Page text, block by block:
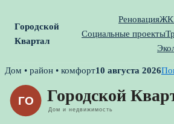
Городской
Квартал
Реновация
Социальные проекты
Skip
content
Дом • район • комфорт10 августа 2026